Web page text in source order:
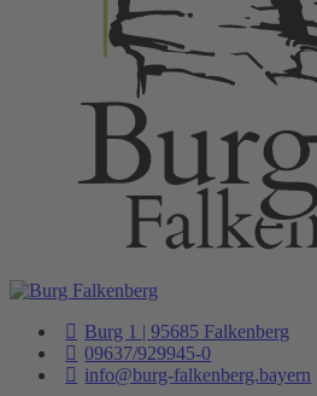
Burg 1 | 95685 Falkenberg
09637/929945-0
info@burg-falkenberg.bayern